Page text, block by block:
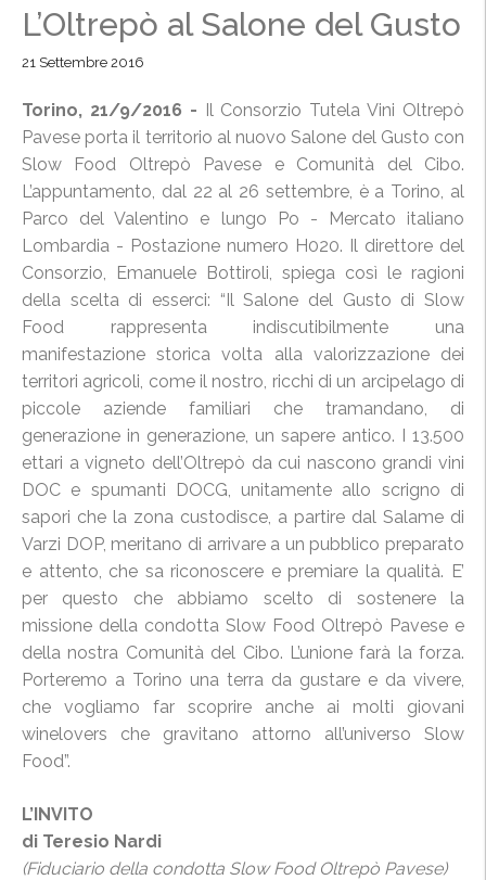
L’Oltrepò al Salone del Gusto
21 Settembre 2016
Torino, 21/9/2016 - Il Consorzio Tutela Vini Oltrepò
Pavese porta il territorio al nuovo Salone del Gusto con
Slow Food Oltrepò Pavese e Comunità del Cibo.
L’appuntamento, dal 22 al 26 settembre, è a Torino, al
Parco del Valentino e lungo Po - Mercato italiano
Lombardia - Postazione numero H020. Il direttore del
Consorzio, Emanuele Bottiroli, spiega così le ragioni
della scelta di esserci: “Il Salone del Gusto di Slow
Food rappresenta indiscutibilmente una
manifestazione storica volta alla valorizzazione dei
territori agricoli, come il nostro, ricchi di un arcipelago di
piccole aziende familiari che tramandano, di
generazione in generazione, un sapere antico. I 13.500
ettari a vigneto dell’Oltrepò da cui nascono grandi vini
DOC e spumanti DOCG, unitamente allo scrigno di
sapori che la zona custodisce, a partire dal Salame di
Varzi DOP, meritano di arrivare a un pubblico preparato
e attento, che sa riconoscere e premiare la qualità. E’
per questo che abbiamo scelto di sostenere la
missione della condotta Slow Food Oltrepò Pavese e
della nostra Comunità del Cibo. L’unione farà la forza.
Porteremo a Torino una terra da gustare e da vivere,
che vogliamo far scoprire anche ai molti giovani
winelovers che gravitano attorno all’universo Slow
Food”.
L’INVITO
di Teresio Nardi
(Fiduciario della condotta Slow Food Oltrepò Pavese)